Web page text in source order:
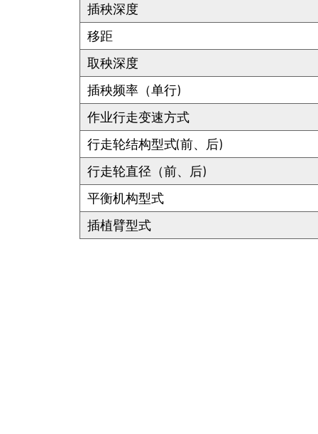
插秧深度
移距
取秧深度
插秧频率（单行)
作业行走变速方式
行走轮结构型式(前、后)
行走轮直径（前、后)
平衡机构型式
插植臂型式